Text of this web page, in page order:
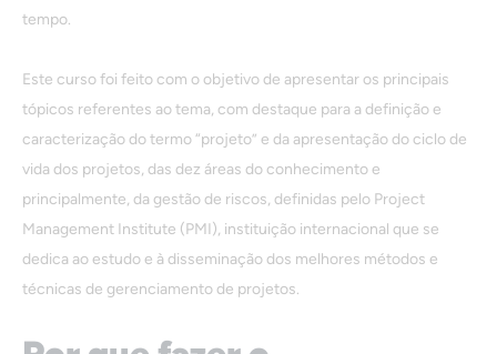
tempo.
Este curso foi feito com o objetivo de apresentar os principais
tópicos referentes ao tema, com destaque para a definição e
caracterização do termo “projeto” e da apresentação do ciclo de
vida dos projetos, das dez áreas do conhecimento e
principalmente, da gestão de riscos, definidas pelo Project
Management Institute (PMI), instituição internacional que se
dedica ao estudo e à disseminação dos melhores métodos e
técnicas de gerenciamento de projetos.